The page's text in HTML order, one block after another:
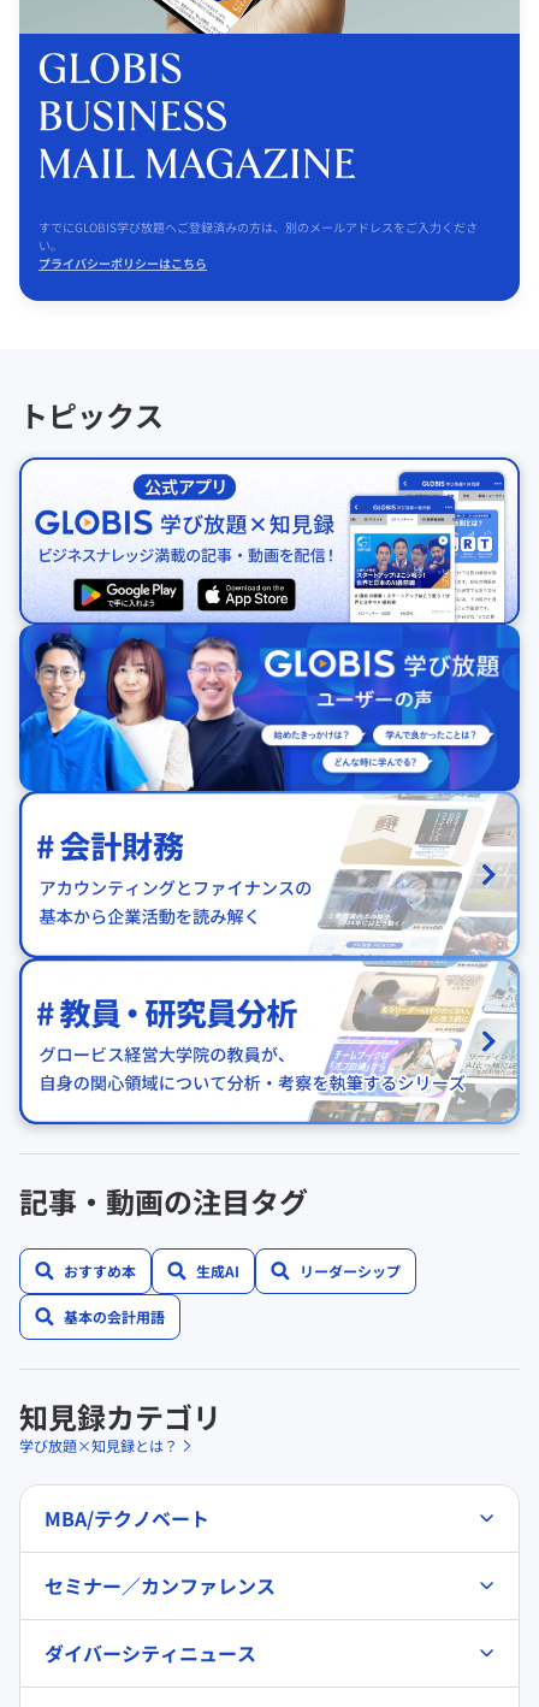
すでにGLOBIS学び放題へご登録済みの方は、別のメールアドレスをご入力くださ
い。
プライバシーポリシーはこちら
トピックス
記事・動画の注目タグ
おすすめ本 生成AI リーダーシップ
基本の会計用語
知見録カテゴリ
学び放題×知見録とは？
MBA/テクノベート
セミナー／カンファレンス
ダイバーシティニュース